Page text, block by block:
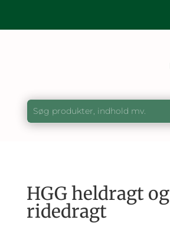
HGG heldragt og
ridedragt